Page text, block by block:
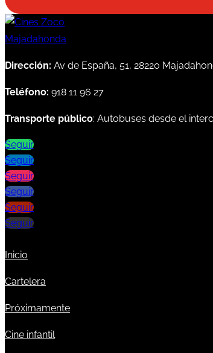
Dirección: Av de España, 51, 28220
Teléfono: 918 11 96 27
Transporte público: Autobuses desde el
Seguir
Seguir
Seguir
Seguir
Seguir
Seguir
Inicio
Cartelera
Próximamente
Cine infantil